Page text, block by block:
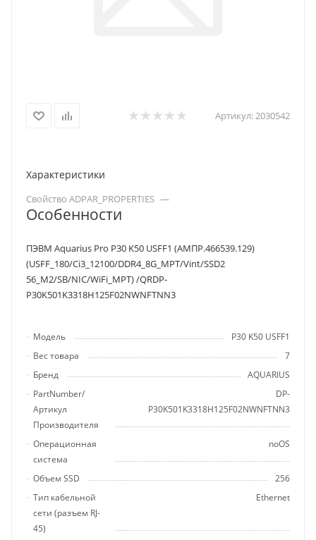
Артикул:2030542
Характеристики
Свойство ADPAR_PROPERTIES —
Особенности
ПЭВМ Aquarius Pro P30 K50 USFF1 (АМПР.466539.129)
(USFF_180/Ci3_12100/DDR4_8G_MPT/Vint/SSD2
56_M2/SB/NIC/WiFi_MPT) /QRDP-
P30K501K3318H125F02NWNFTNN3
Модель
P30 K50 USFF1
Вес товара
7
Бренд
AQUARIUS
PartNumber/
Артикул
Производителя
DP-
P30K501K3318H125F02NWNFTNN3
Операционная
система
noOS
Объем SSD
256
Тип кабельной
сети (разъем RJ-
45)
Ethernet